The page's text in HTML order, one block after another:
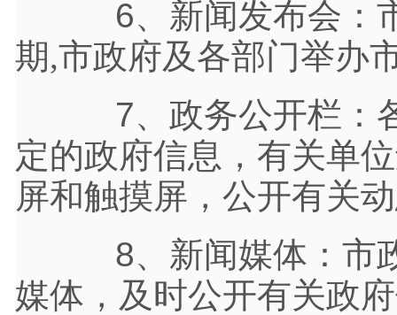
6、新闻发布会：市
期,市政府及各部门举办
7、政务公开栏：各
定的政府信息，有关单
屏和触摸屏，公开有关
8、新闻媒体：市政
媒体，及时公开有关政